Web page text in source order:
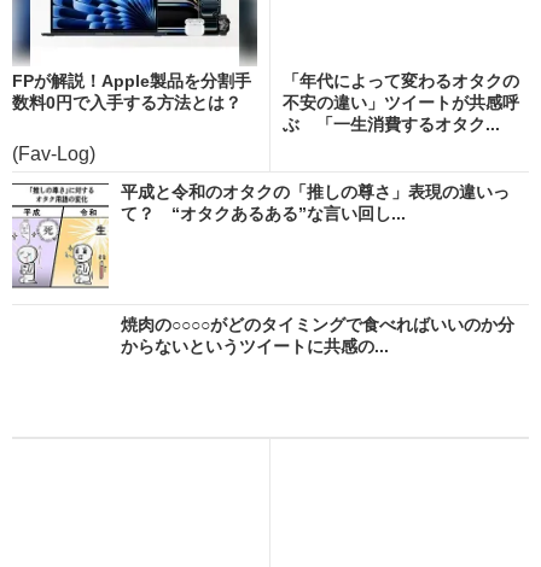
FPが解説！Apple製品を分割手
数料0円で入手する方法とは？
(Fav-Log)
「年代によって変わるオタクの
不安の違い」ツイートが共感呼
ぶ 「一生消費するオタク...
平成と令和のオタクの「推しの尊さ」表現の違いっ
て？ “オタクあるある”な言い回し...
焼肉の○○○○がどのタイミングで食べればいいのか分
からないというツイートに共感の...